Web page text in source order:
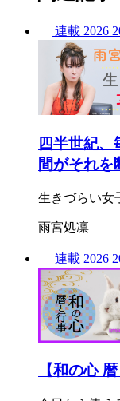
連載 2026
四半世紀、
間がそれを
生きづらい女
雨宮処凛
連載 2026
【和の心